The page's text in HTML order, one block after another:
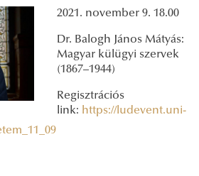
2021. november 9. 18.00
Dr. Balogh János Mátyás:
Magyar külügyi szervek
(1867–1944)
Regisztrációs
link: https://ludevent.uni-